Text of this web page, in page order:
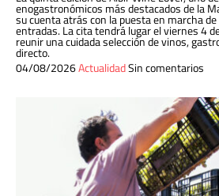
enogastronómicos más destacados de la
su cuenta atrás con la puesta en marcha
entradas. La cita tendrá lugar el viernes 4
reunir una cuidada selección de vinos,
directo.
04/08/2026ActualidadSin comentarios